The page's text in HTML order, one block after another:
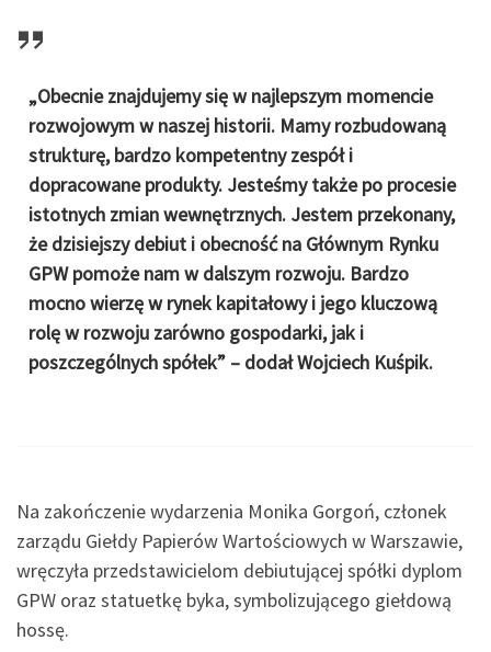
„Obecnie znajdujemy się w najlepszym momencie
rozwojowym w naszej historii. Mamy rozbudowaną
strukturę, bardzo kompetentny zespół i
dopracowane produkty. Jesteśmy także po procesie
istotnych zmian wewnętrznych. Jestem przekonany,
że dzisiejszy debiut i obecność na Głównym Rynku
GPW pomoże nam w dalszym rozwoju. Bardzo
mocno wierzę w rynek kapitałowy i jego kluczową
rolę w rozwoju zarówno gospodarki, jak i
poszczególnych spółek” – dodał Wojciech Kuśpik.
Na zakończenie wydarzenia Monika Gorgoń, członek
zarządu Giełdy Papierów Wartościowych w Warszawie,
wręczyła przedstawicielom debiutującej spółki dyplom
GPW oraz statuetkę byka, symbolizującego giełdową
hossę.